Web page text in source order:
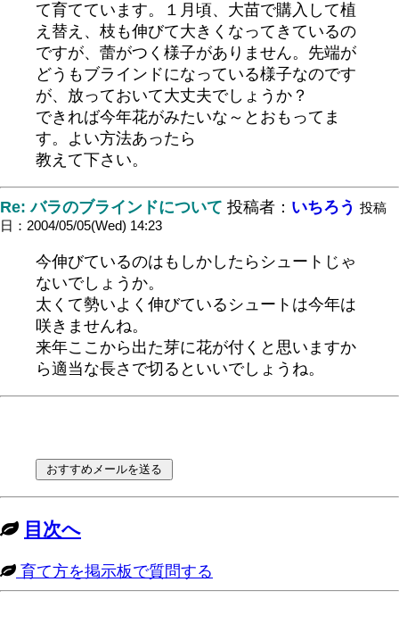
て育てています。１月頃、大苗で購入して植
え替え、枝も伸びて大きくなってきているの
ですが、蕾がつく様子がありません。先端が
どうもブラインドになっている様子なのです
が、放っておいて大丈夫でしょうか？
できれば今年花がみたいな～とおもってま
す。よい方法あったら
教えて下さい。
Re: バラのブラインドについて 投稿者： いちろう 投稿
日：2004/05/05(Wed) 14:23
今伸びているのはもしかしたらシュートじゃ
ないでしょうか。
太くて勢いよく伸びているシュートは今年は
咲きませんね。
来年ここから出た芽に花が付くと思いますか
ら適当な長さで切るといいでしょうね。
目次へ
育て方を掲示板で質問する